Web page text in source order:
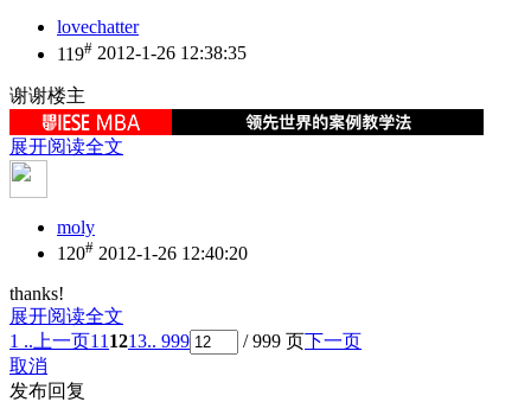
lovechatter
119# 2012-1-26 12:38:35
谢谢楼主
展开阅读全文
moly
120# 2012-1-26 12:40:20
thanks!
展开阅读全文
1 .. 上一页11 1213.. 999 / 999 页下一页
取消
发布回复